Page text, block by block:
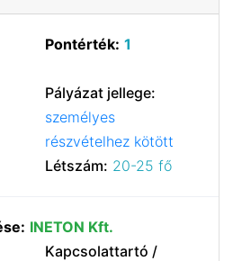
Pontérték: 1
Pályázat jellege:
személyes
részvételhez kötött
Létszám: 20-25 fő
INETON Kft.
Kapcsolattartó /